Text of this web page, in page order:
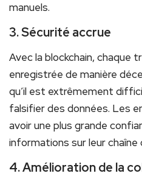
manuels.
3. Sécurité accrue
Avec la blockchain,
enregistrée de manière
qu’il est extrêmement
falsifier des données. Les
avoir une plus grande
informations sur leur chaîne
4. Amélioration de la